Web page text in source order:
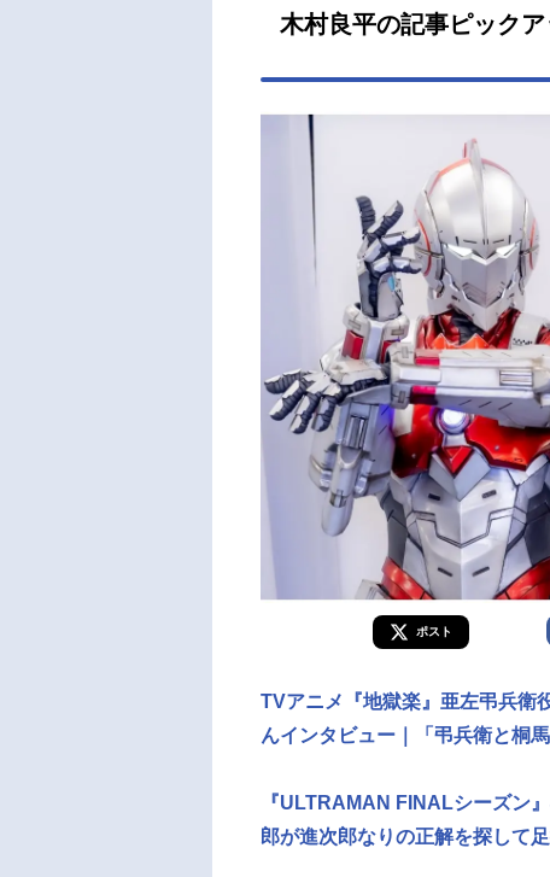
木村良平の記事ピック
ポスト
TVアニメ『地獄楽』亜左弔兵衛
んインタビュー｜「弔兵衛と桐
『ULTRAMAN FINALシーズン
郎が進次郎なりの正解を探して